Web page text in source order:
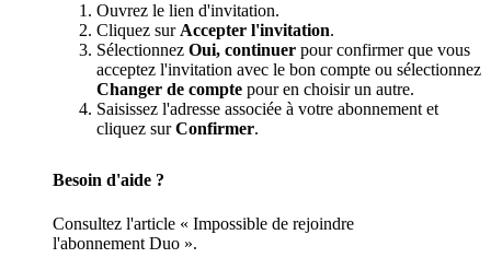
Ouvrez le lien d'invitation.
Cliquez sur Accepter l'invitation.
Sélectionnez Oui, continuer pour confirmer que vous
acceptez l'invitation avec le bon compte ou sélectionnez
Changer de compte pour en choisir un autre.
Saisissez l'adresse associée à votre abonnement et
cliquez surConfirmer.
Besoin d'aide ?
Consultez l'article « Impossible de rejoindre
l'abonnement Duo ».